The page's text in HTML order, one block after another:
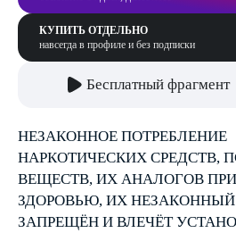
КУПИТЬ ОТДЕЛЬНО
навсегда в профиле и без подписки
Бесплатный фрагмент
НЕЗАКОННОЕ ПОТРЕБЛЕНИЕ
НАРКОТИЧЕСКИХ СРЕДСТВ,
ВЕЩЕСТВ, ИХ АНАЛОГОВ
ЗДОРОВЬЮ, ИХ НЕЗАКОННЫЙ
ЗАПРЕЩЁН И ВЛЕЧЁТ